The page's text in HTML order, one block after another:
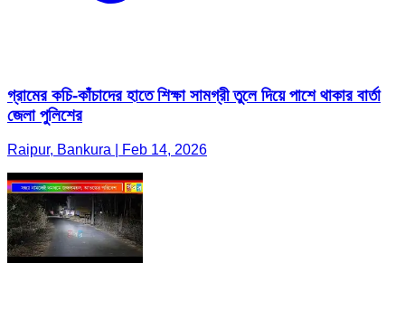
গ্রামের কচি-কাঁচাদের হাতে শিক্ষা সামগ্রী তুলে দিয়ে পাশে থাকার বার্তা
জেলা পুলিশের
Raipur, Bankura | Feb 14, 2026